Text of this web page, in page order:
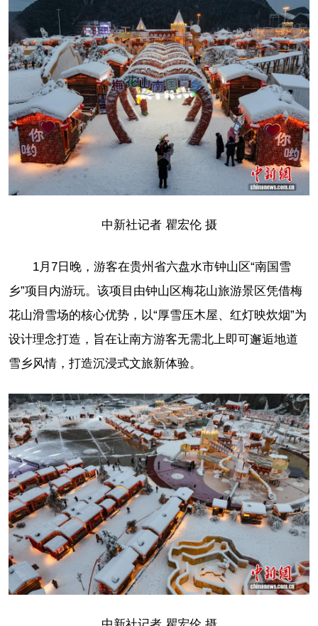
中新社记者 瞿宏伦 摄
1月7日晚，游客在贵州省六盘水市钟山区“南国雪
乡”项目内游玩。该项目由钟山区梅花山旅游景区凭借梅
花山滑雪场的核心优势，以“厚雪压木屋、红灯映炊烟”为
设计理念打造，旨在让南方游客无需北上即可邂逅地道
雪乡风情，打造沉浸式文旅新体验。